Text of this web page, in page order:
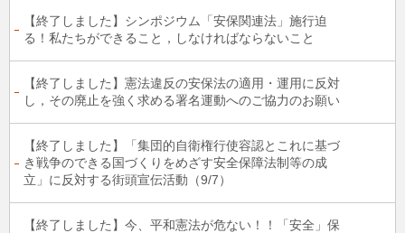
【終了しました】シンポジウム「安保関連法」施行迫
る！私たちができること，しなければならないこと
【終了しました】憲法違反の安保法の適用・運用に反対
し，その廃止を強く求める署名運動へのご協力のお願い
【終了しました】「集団的自衛権行使容認とこれに基づ
き戦争のできる国づくりをめざす安全保障法制等の成
立」に反対する街頭宣伝活動（9/7）
【終了しました】今、平和憲法が危ない！！「安全」保